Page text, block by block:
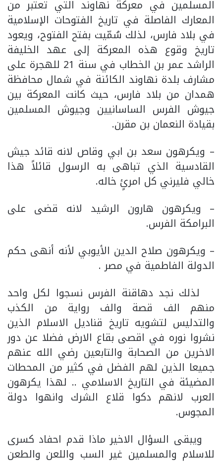
المسلمين في معركة نهاوند التي تعتبر من
المعارك الفاصلة في تاريخ الفتوحات الإسلامية
في بلاد فارس، لذلك سُمّيت بفتح الفتوح، ويعود
تاريخ وقوع هذه المعركة إلى عهد الخليفة
الراشد عمر بن الخطاب في سنة 21 للهجرة على
مشارف بلدة نهاوند الكائنة في شمال محافظة
همدان من بلاد فارس، حيث كانت المعركة بين
جيوش الفرس الساسانيين وجيوش المسلمين
بقيادة النعمان بن مقرن.
– ويكرهون سعد بن ابي وقاص لانه قائد جيش
القادسية الذي تباهى به الرسول قائلاً هذا
خالي فليرني كل امرئٍ خاله.
– ويكرهون هارون الرشيد لانه قضى على
البرامكة الفرس.
– ويكرهون صلاح الدين الأيوبي لأنه أنهى حكم
الدولة الفاطمية في مصر .
لذلك نجد دهاقنة الفرس نسجوا لكل واحد
منهم الف قصة والف رواية من الكذب
والتدليس لتشويه تاريخ قناديل الاسلام الذين
نشروا نوره في اقصى بقاع الارض فضلا عن دور
الاخرين من الصحابة والتابعين رضي الله عنهم
جميعا الذين لهم الفضل في كثير من المحطات
المضيئة في التاريخ الاسلامي .. لهذا يكرهون
العرب لانهم دكوا قلاع الشرك وانهوا دولة
المجوس.
ويبقى السؤال الاخير ماذا قدم احفاد كسرى
للاسلام والمسلمين غير السب واللعن والطعن